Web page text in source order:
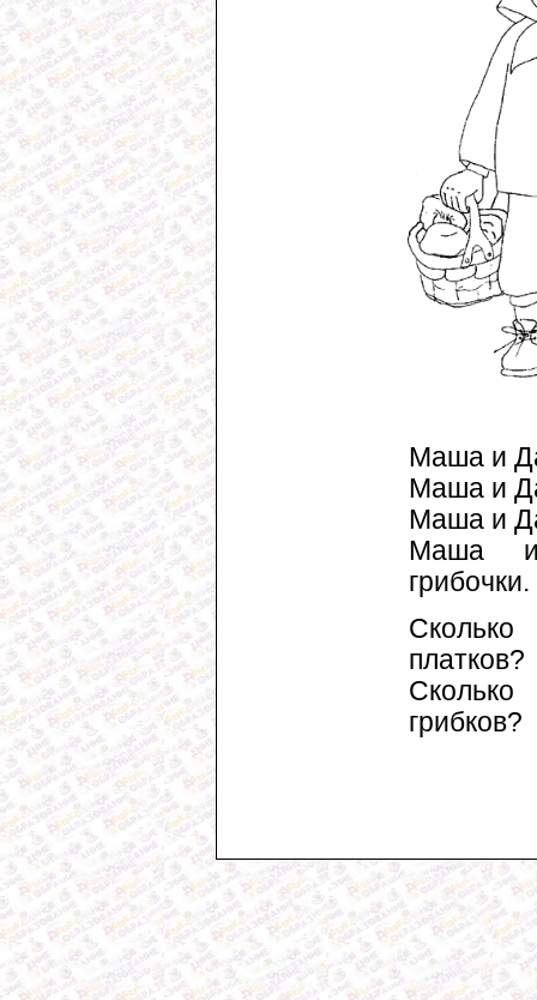
Маша и
Маша и
Маша и
Маша
грибочки.
платков?
грибков?